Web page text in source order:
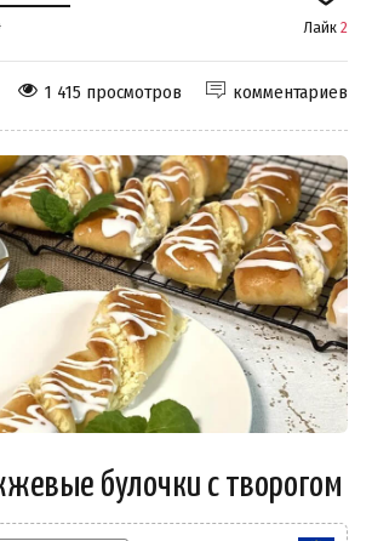
Лайк 2
комментариев
1 415 просмотров
булочки с творогом